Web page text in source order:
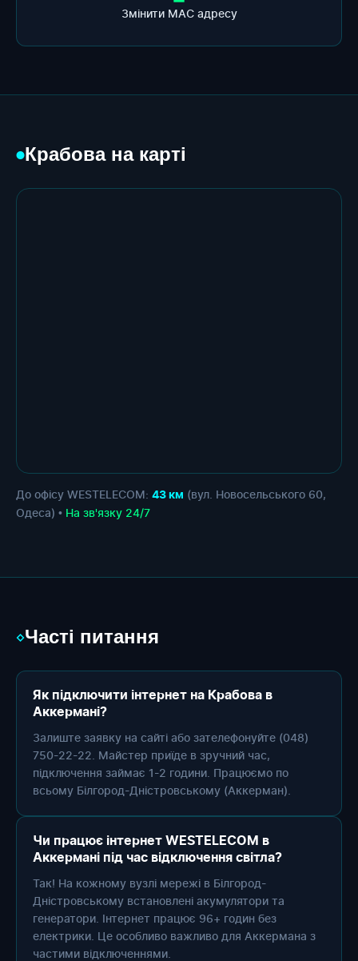
Змінити МАС адресу
●Крабова на карті
До офісу WESTELECOM: 43 км (вул. Новосельського 60,
Одеса) • На зв'язку 24/7
◇Часті питання
Як підключити інтернет на Крабова в
Аккермані?
Залиште заявку на сайті або зателефонуйте (048)
750-22-22. Майстер приїде в зручний час,
підключення займає 1-2 години. Працюємо по
всьому Білгород-Дністровському (Аккерман).
Чи працює інтернет WESTELECOM в
Аккермані під час відключення світла?
Так! На кожному вузлі мережі в Білгород-
Дністровському встановлені акумулятори та
генератори. Інтернет працює 96+ годин без
електрики. Це особливо важливо для Аккермана з
частими відключеннями.